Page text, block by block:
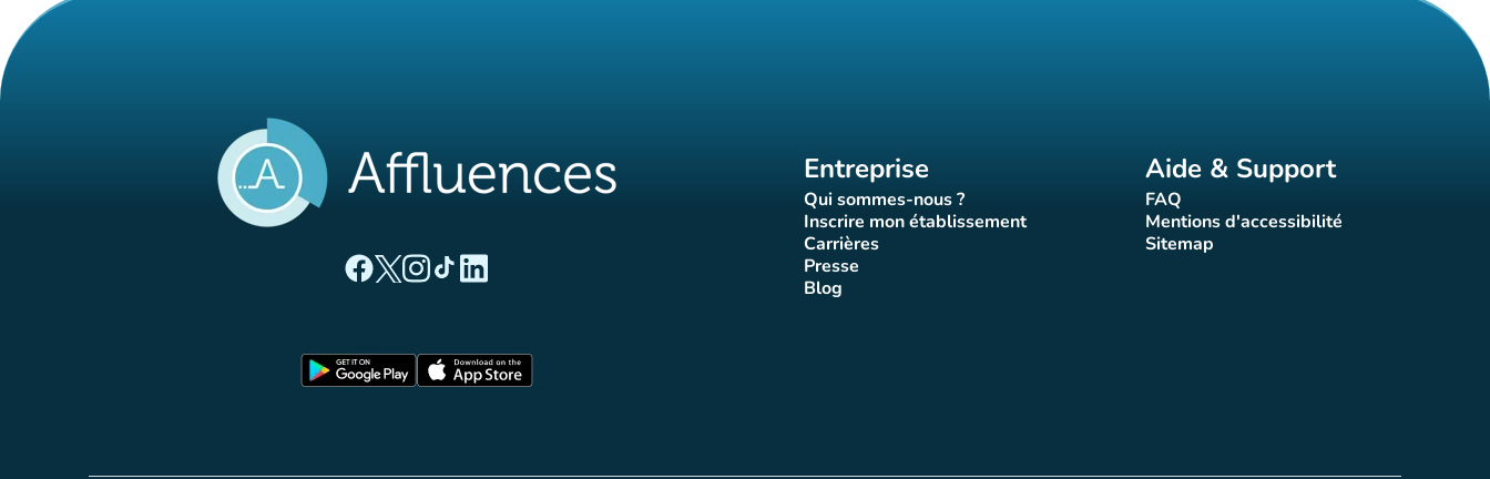
(nouvel onglet)
(nouvel onglet)
(nouvel onglet)
(nouvel onglet)
(nouvel onglet)
Entreprise
Qui sommes-nous ?
(nouvel onglet)
Inscrire mon établissement
(nouvel onglet)
Carrières(nouvel onglet)
Presse(nouvel onglet)
Blog(nouvel onglet)
Aide & Support
FAQ(nouvel onglet)
Mentions d'accessibilité
(nouvel onglet)
Sitemap(nouvel onglet)